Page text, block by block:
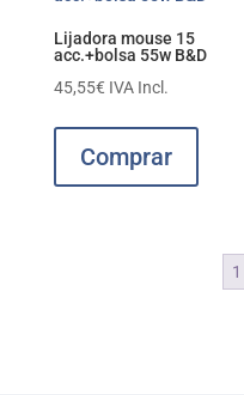
Lijadora mouse 15
acc.+bolsa 55w B&D
45,55€ IVA Incl.
Comprar
1